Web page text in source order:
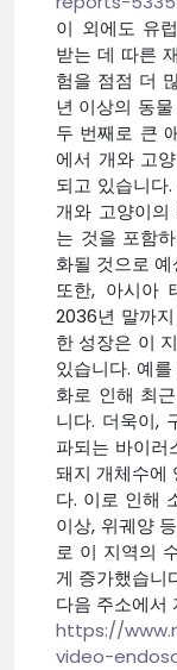
이 외에도 유
받는 데 따른
험을 점점 더
년 이상의 동
두 번째로 큰
에서 개와 고
되고 있습니다
개와 고양이
는 것을 포함
화될 것으로 예
또한, 아시아
2036년 말까
한 성장은 이
있습니다. 예
화로 인해 최
니다. 더욱이,
파되는 바이러
돼지 개체수에
다. 이로 인해
이상, 위궤양
로 이 지역의
게 증가했습니
다음 주소에서
https://
video-